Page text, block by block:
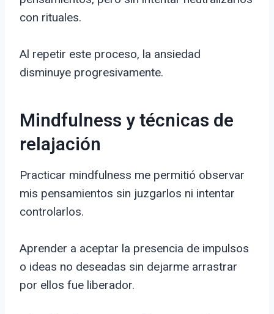
con rituales.
Al repetir este proceso, la ansiedad
disminuye progresivamente.
Mindfulness y técnicas de
relajación
Practicar mindfulness me permitió observar
mis pensamientos sin juzgarlos ni intentar
controlarlos.
Aprender a aceptar la presencia de impulsos
o ideas no deseadas sin dejarme arrastrar
por ellos fue liberador.